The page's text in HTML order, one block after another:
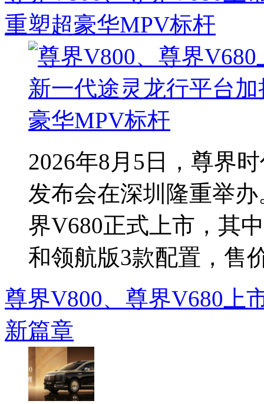
重塑超豪华MPV标杆
2026年8月5日，尊界
发布会在深圳隆重举
界V680正式上市，其
和领航版3款配置，售
尊界V800、尊界V680上
新篇章